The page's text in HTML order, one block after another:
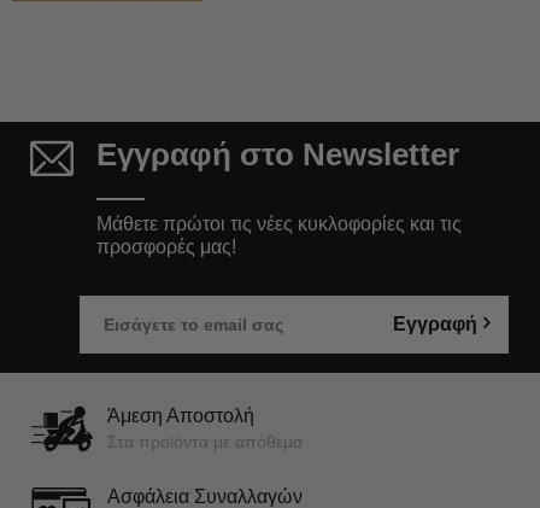
Εγγραφή στο Newsletter
Μάθετε πρώτοι τις νέες κυκλοφορίες και τις
προσφορές μας!
Εγγραφή
Άμεση Αποστολή
Στα προϊόντα με απόθεμα
Ασφάλεια Συναλλαγών